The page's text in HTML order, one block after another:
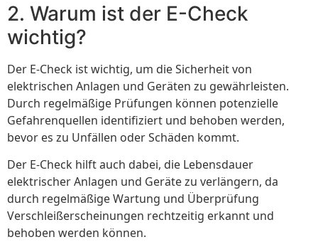
2. Warum ist der E-Check
wichtig?
Der E-Check ist wichtig, um die Sicherheit von
elektrischen Anlagen und Geräten zu gewährleisten.
Durch regelmäßige Prüfungen können potenzielle
Gefahrenquellen identifiziert und behoben werden,
bevor es zu Unfällen oder Schäden kommt.
Der E-Check hilft auch dabei, die Lebensdauer
elektrischer Anlagen und Geräte zu verlängern, da
durch regelmäßige Wartung und Überprüfung
Verschleißerscheinungen rechtzeitig erkannt und
behoben werden können.